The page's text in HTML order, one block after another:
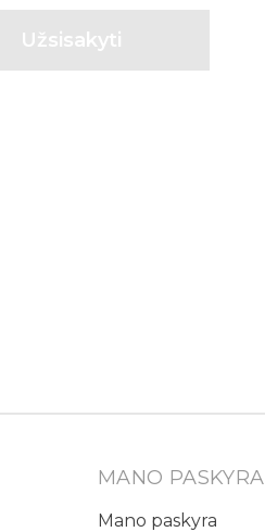
MANO PASKYRA
Mano paskyra